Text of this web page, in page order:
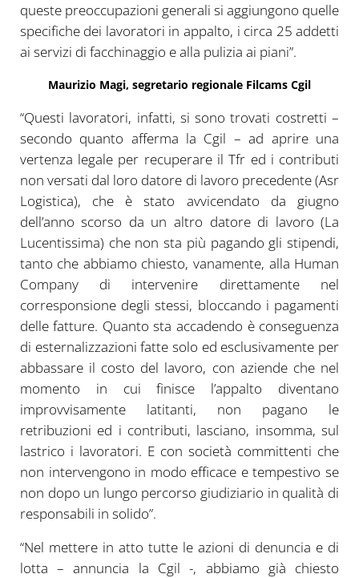
queste preoccupazioni generali si aggiungono quelle
specifiche dei lavoratori in appalto, i circa 25 addetti
ai servizi di facchinaggio e alla pulizia ai piani”.
Maurizio Magi, segretario regionale Filcams Cgil
“Questi lavoratori, infatti, si sono trovati costretti –
secondo quanto afferma la Cgil – ad aprire una
vertenza legale per recuperare il Tfr ed i contributi
non versati dal loro datore di lavoro precedente (Asr
Logistica), che è stato avvicendato da giugno
dell’anno scorso da un altro datore di lavoro (La
Lucentissima) che non sta più pagando gli stipendi,
tanto che abbiamo chiesto, vanamente, alla Human
Company di intervenire direttamente nel
corresponsione degli stessi, bloccando i pagamenti
delle fatture. Quanto sta accadendo è conseguenza
di esternalizzazioni fatte solo ed esclusivamente per
abbassare il costo del lavoro, con aziende che nel
momento in cui finisce l’appalto diventano
improvvisamente latitanti, non pagano le
retribuzioni ed i contributi, lasciano, insomma, sul
lastrico i lavoratori. E con società committenti che
non intervengono in modo efficace e tempestivo se
non dopo un lungo percorso giudiziario in qualità di
responsabili in solido”.
“Nel mettere in atto tutte le azioni di denuncia e di
lotta – annuncia la Cgil -, abbiamo già chiesto